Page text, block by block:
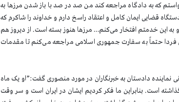
که به دادگاه مراجعه کند من صد در صد با باز شدن مرزها به
قضایی ایمان کامل و اعتقاد راسخ دارم و خداوند را شاکرم که
خدمت کنم و به این خدمتم افتخار می‌کنم… مرزها هنوز بسته است. از دیروز هم
حتماً به سفارت جمهوری اسلامی مراجعه می‌کنم تا مقدمات
نماینده دادستان به خبرنگاران در مورد منصوری گفت:”او یک ماه
است. بنابراین ما فکر کردیم ایشان در ایران است و سر وقت